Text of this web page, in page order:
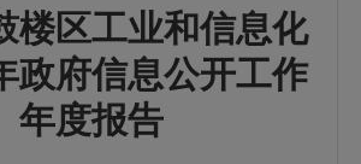
楼区工业和信息化
政府信息公开工作
年度报告